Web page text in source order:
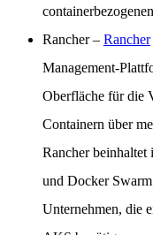
Rancher– Rancher
Management-
Oberfläche für die
Containern über
Rancher beinhaltet
und Docker
Unternehmen, die